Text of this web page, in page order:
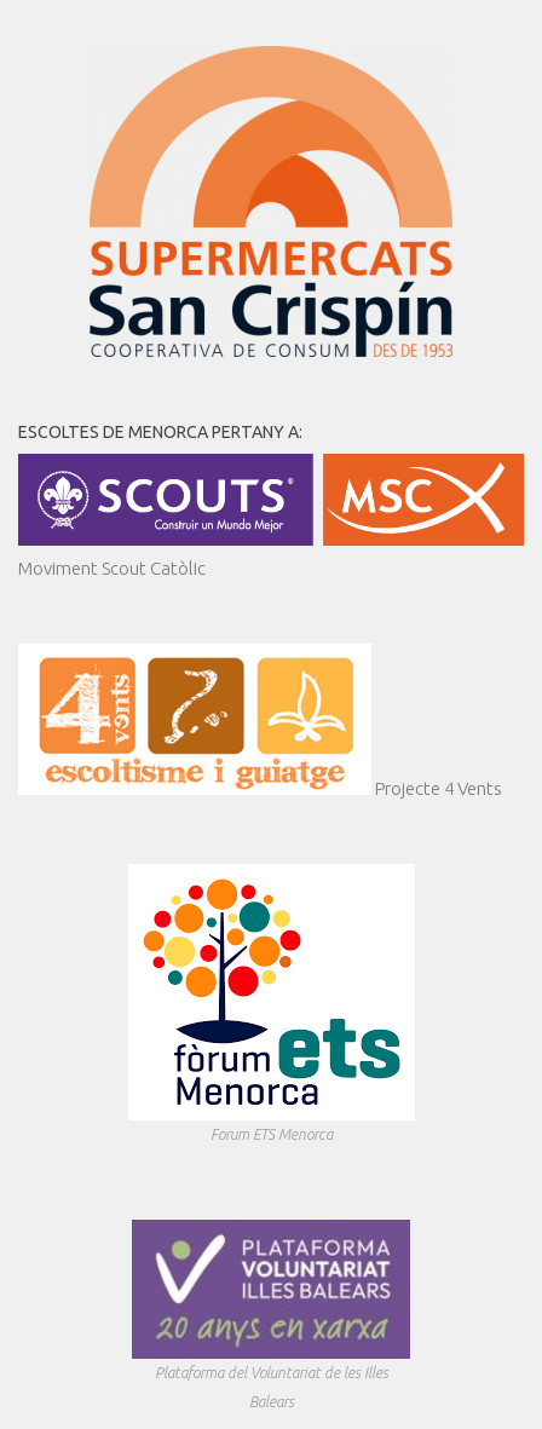
ESCOLTES DE MENORCA PERTANY A:
Moviment Scout Catòlic
Projecte 4 Vents
Forum ETS Menorca
Plataforma del Voluntariat de les Illes
Balears